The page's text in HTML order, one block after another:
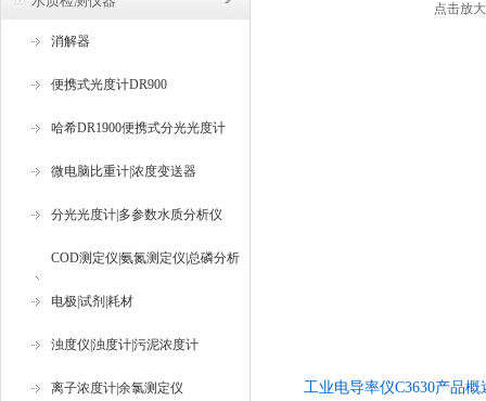
消解器
便携式光度计DR900
哈希DR1900便携式分光光度计
微电脑比重计|浓度变送器
分光光度计|多参数水质分析仪
COD测定仪|氨氮测定仪|总磷分析
仪
电极|试剂|耗材
浊度仪|浊度计|污泥浓度计
离子浓度计|余氯测定仪
点击放大
工业电导率仪C3630产品概